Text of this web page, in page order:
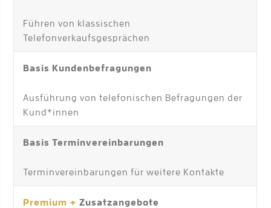
Führen von klassischen
Telefonverkaufsgesprächen
Basis Kundenbefragungen
Ausführung von telefonischen Befragungen der
Kund*innen
Basis Terminvereinbarungen
Terminvereinbarungen für weitere Kontakte
Premium +Zusatzangebote